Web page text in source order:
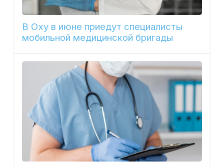
В Оху в июне приедут специалисты
мобильной медицинской бригады